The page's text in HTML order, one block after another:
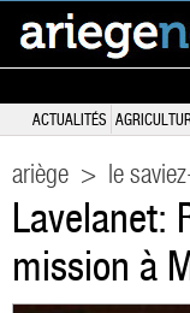
ACTUALITÉS
ariège > le
Lavelanet:
mission à